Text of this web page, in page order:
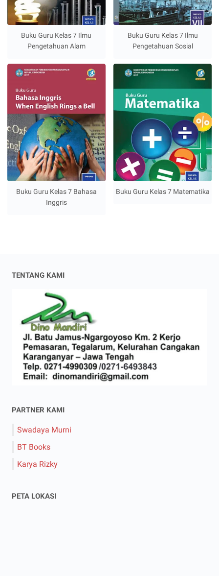
Buku Guru Kelas 7 Ilmu
Pengetahuan Alam
Buku Guru Kelas 7 Ilmu
Pengetahuan Sosial
Buku Guru Kelas 7 Bahasa
Inggris
Buku Guru Kelas 7 Matematika
TENTANG KAMI
PARTNER KAMI
Swadaya Murni
BT Books
Karya Rizky
PETA LOKASI